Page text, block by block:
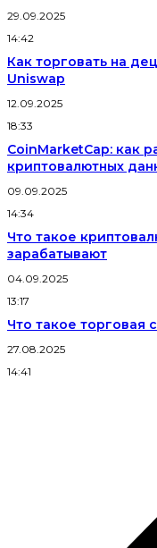
29.09.2025
14:42
Как торговать на
Uniswap
12.09.2025
18:33
CoinMarketCap: как
криптовалютных
09.09.2025
14:34
Что такое
зарабатывают
04.09.2025
13:17
Что такое торговая
27.08.2025
14:41